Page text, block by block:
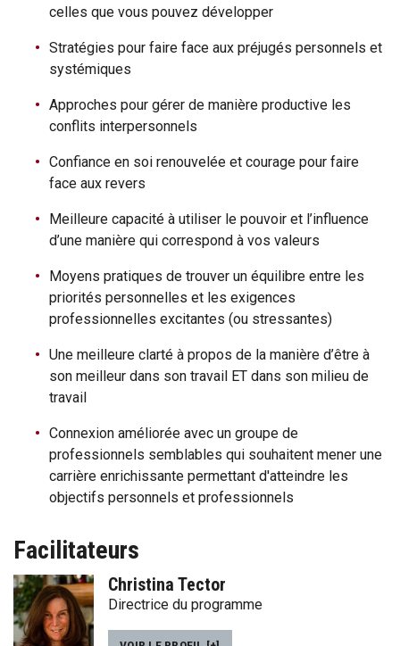
celles que vous pouvez développer
Stratégies pour faire face aux préjugés personnels et
systémiques
Approches pour gérer de manière productive les
conflits interpersonnels
Confiance en soi renouvelée et courage pour faire
face aux revers
Meilleure capacité à utiliser le pouvoir et l’influence
d’une manière qui correspond à vos valeurs
Moyens pratiques de trouver un équilibre entre les
priorités personnelles et les exigences
professionnelles excitantes (ou stressantes)
Une meilleure clarté à propos de la manière d’être à
son meilleur dans son travail ET dans son milieu de
travail
Connexion améliorée avec un groupe de
professionnels semblables qui souhaitent mener une
carrière enrichissante permettant d'atteindre les
objectifs personnels et professionnels
Facilitateurs
Christina Tector
Directrice du programme